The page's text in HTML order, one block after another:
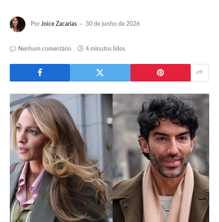
Por Joice Zacarias 30 de junho de 2026
Nenhum comentário 4 minutos lidos